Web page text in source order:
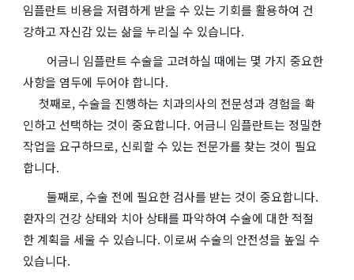
임플란트 비용을 저렴하게 받을 수 있는 기회를 활용하여 건
강하고 자신감 있는 삶을 누리실 수 있습니다.
어금니 임플란트 수술을 고려하실 때에는 몇 가지 중요한
사항을 염두에 두어야 합니다.
첫째로, 수술을 진행하는 치과의사의 전문성과 경험을 확
인하고 선택하는 것이 중요합니다. 어금니 임플란트는 정밀한
작업을 요구하므로, 신뢰할 수 있는 전문가를 찾는 것이 필요
합니다.
둘째로, 수술 전에 필요한 검사를 받는 것이 중요합니다.
환자의 건강 상태와 치아 상태를 파악하여 수술에 대한 적절
한 계획을 세울 수 있습니다. 이로써 수술의 안전성을 높일 수
있습니다.